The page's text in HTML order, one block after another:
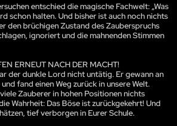
entschied die magische Fachwelt: „Was
schon halten. Und bisher ist auch noch nichts
den brüchigen Zustand des Zauberspruchs
ignoriert und die mahnenden Stimmen
ERNEUT NACH DER MACHT!
der dunkle Lord nicht untätig. Er gewann an
fand einen Weg zurück in unsere Welt.
Zauberer in hohen Positionen nichts
Wahrheit: Das Böse ist zurückgekehrt! Und
tief verborgen in Eurer Schule.